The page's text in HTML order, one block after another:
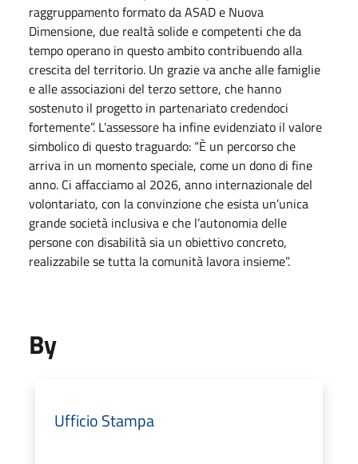
raggruppamento formato da ASAD e Nuova
Dimensione, due realtà solide e competenti che da
tempo operano in questo ambito contribuendo alla
crescita del territorio. Un grazie va anche alle famiglie
e alle associazioni del terzo settore, che hanno
sostenuto il progetto in partenariato credendoci
fortemente”. L’assessore ha infine evidenziato il valore
simbolico di questo traguardo: “È un percorso che
arriva in un momento speciale, come un dono di fine
anno. Ci affacciamo al 2026, anno internazionale del
volontariato, con la convinzione che esista un’unica
grande società inclusiva e che l’autonomia delle
persone con disabilità sia un obiettivo concreto,
realizzabile se tutta la comunità lavora insieme”.
By
Ufficio Stampa